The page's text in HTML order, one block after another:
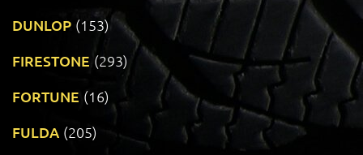
DUNLOP (153)
FIRESTONE (293)
FORTUNE (16)
FULDA (205)